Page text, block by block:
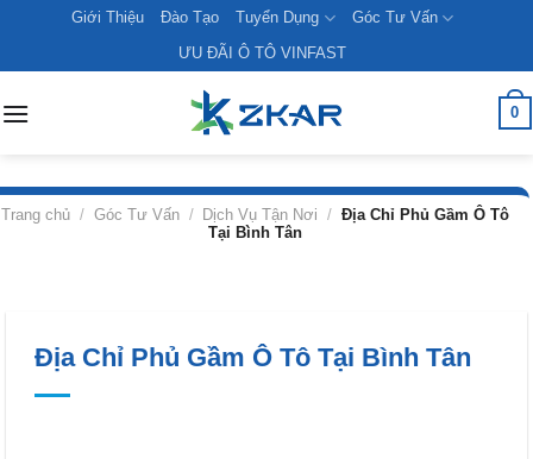
content
Giới Thiệu Đào Tạo Tuyển Dụng
Góc Tư Vấn
ƯU ĐÃI Ô TÔ VINFAST
0
Trang chủ / Góc Tư Vấn / Dịch Vụ Tận Nơi / Địa Chỉ Phủ Gầm Ô Tô
Tại Bình Tân
Địa Chỉ Phủ Gầm Ô Tô Tại Bình Tân